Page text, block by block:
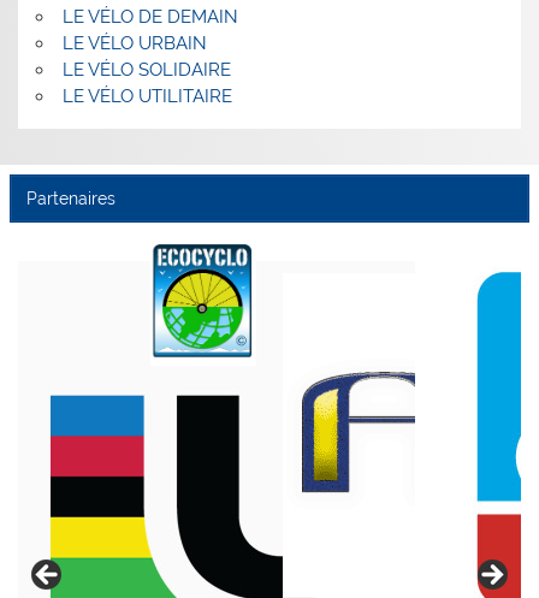
LE VÉLO DE DEMAIN
LE VÉLO URBAIN
LE VÉLO SOLIDAIRE
LE VÉLO UTILITAIRE
Partenaires